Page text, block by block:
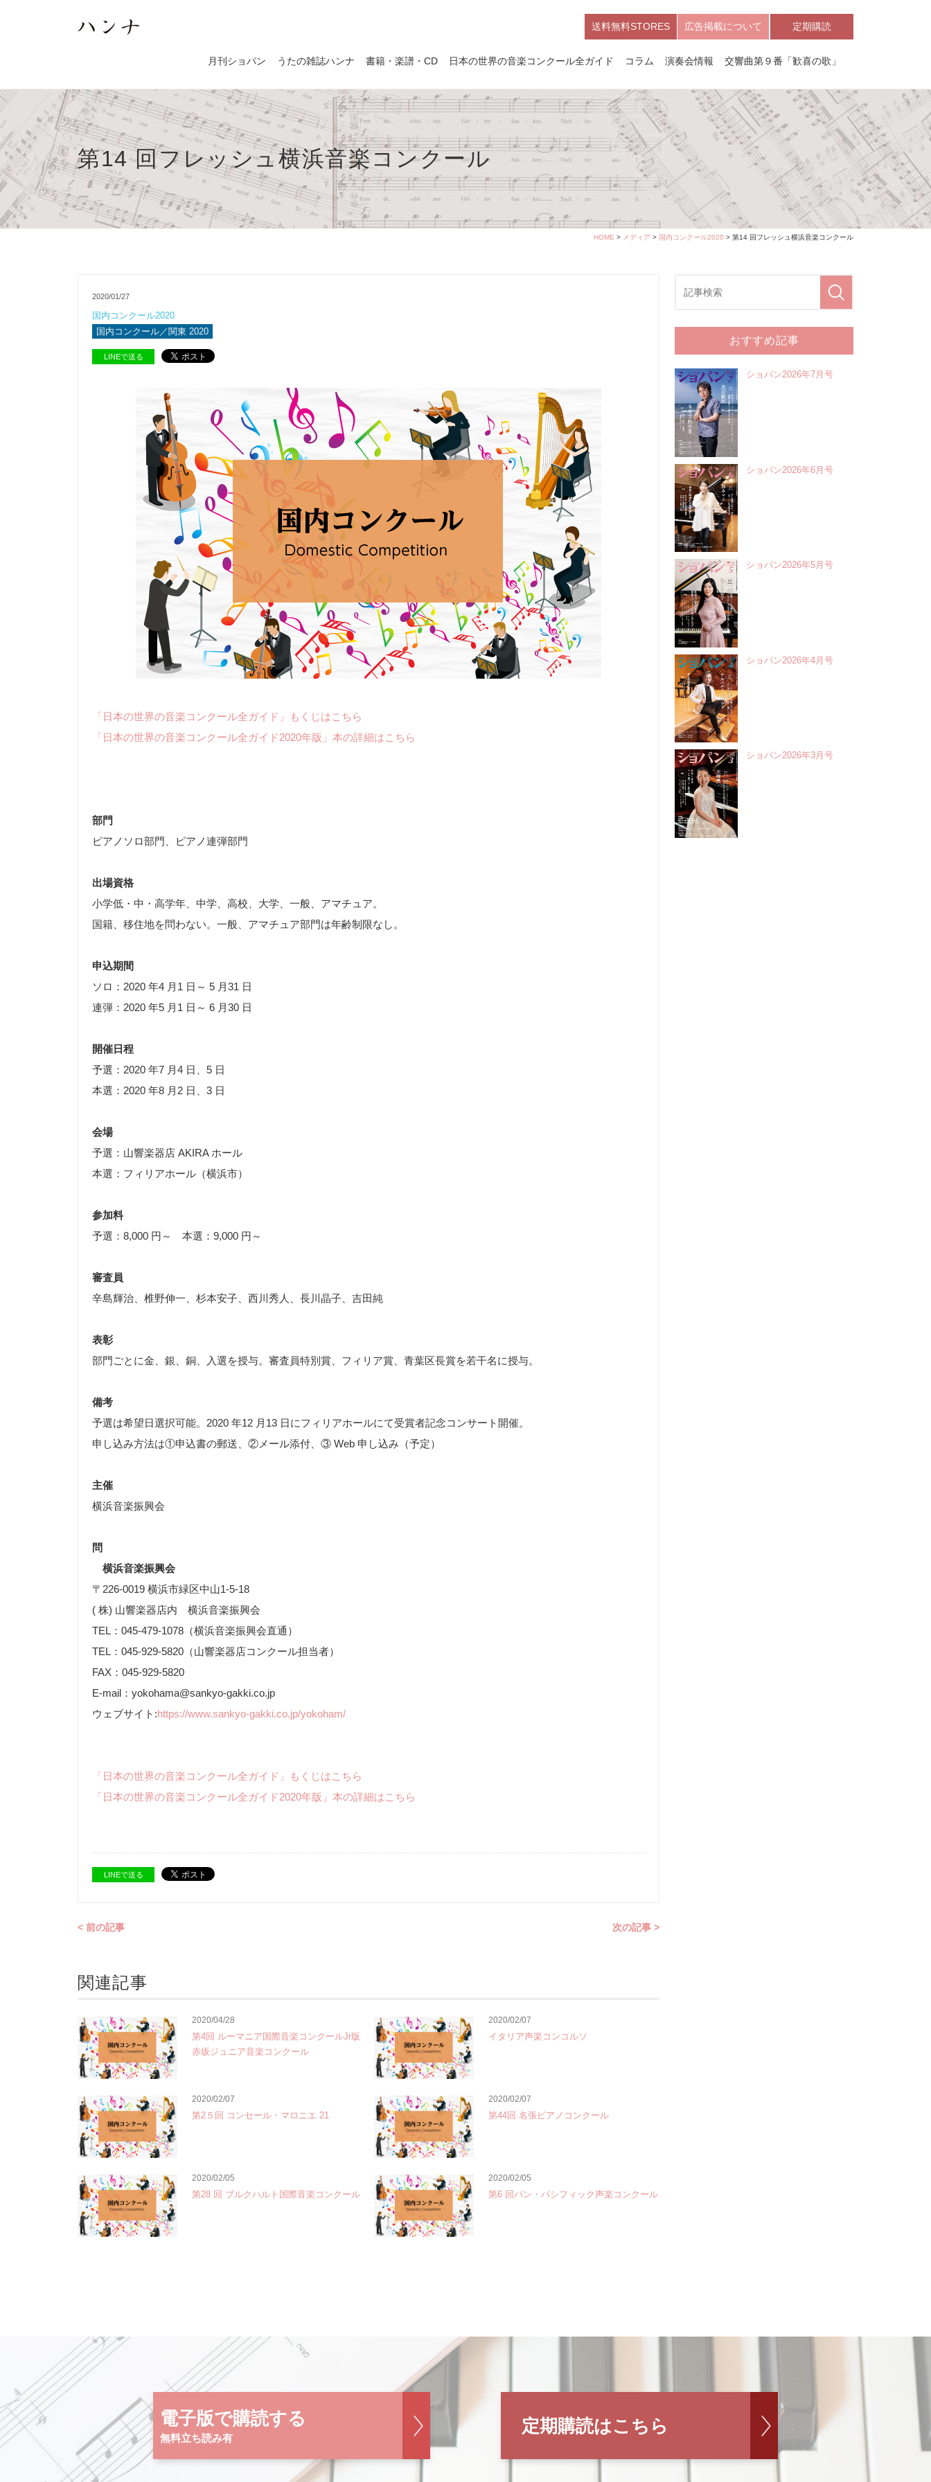
送料無料STORES 広告掲載について 定期購読
月刊ショパン うたの雑誌ハンナ 書籍・楽譜・CD 日本の世界の音楽コンクール全ガイド コラム 演奏会情報 交響曲第９番「歓喜の歌」
第14 回フレッシュ横浜音楽コンクール
HOME > メディア > 国内コンクール2020 > 第14 回フレッシュ横浜音楽コンクール
2020/01/27
国内コンクール2020
国内コンクール／関東 2020
LINEで送る
「日本の世界の音楽コンクール全ガイド」もくじはこちら
「日本の世界の音楽コンクール全ガイド2020年版」本の詳細はこちら
部門
ピアノソロ部門、ピアノ連弾部門
出場資格
小学低・中・高学年、中学、高校、大学、一般、アマチュア。
国籍、移住地を問わない。一般、アマチュア部門は年齢制限なし。
申込期間
ソロ：2020 年4 月1 日～ 5 月31 日
連弾：2020 年5 月1 日～ 6 月30 日
開催日程
予選：2020 年7 月4 日、5 日
本選：2020 年8 月2 日、3 日
会場
予選：山響楽器店 AKIRA ホール
本選：フィリアホール（横浜市）
参加料
予選：8,000 円～ 本選：9,000 円～
審査員
辛島輝治、椎野伸一、杉本安子、西川秀人、長川晶子、吉田純
表彰
部門ごとに金、銀、銅、入選を授与。審査員特別賞、フィリア賞、青葉区長賞を若干名に授与。
備考
予選は希望日選択可能。2020 年12 月13 日にフィリアホールにて受賞者記念コンサート開催。
申し込み方法は①申込書の郵送、②メール添付、③ Web 申し込み（予定）
主催
横浜音楽振興会
問
横浜音楽振興会
〒226-0019 横浜市緑区中山1-5-18
( 株) 山響楽器店内 横浜音楽振興会
TEL：045-479-1078（横浜音楽振興会直通）
TEL：045-929-5820（山響楽器店コンクール担当者）
FAX：045-929-5820
E-mail：yokohama@sankyo-gakki.co.jp
ウェブサイト:https://www.sankyo-gakki.co.jp/yokoham/
「日本の世界の音楽コンクール全ガイド」もくじはこちら
「日本の世界の音楽コンクール全ガイド2020年版」本の詳細はこちら
LINEで送る
< 前の記事 次の記事 >
関連記事
2020/04/28
第4回 ルーマニア国際音楽コンクールJr版
赤坂ジュニア音楽コンクール
2020/02/07
イタリア声楽コンコルソ
2020/02/07
第2５回 コンセール・マロニエ 21
2020/02/07
第44回 名張ピアノコンクール
2020/02/05
第28 回 ブルクハルト国際音楽コンクール
2020/02/05
第6 回パン・パシフィック声楽コンクール
おすすめ記事
ショパン2026年7月号
ショパン2026年6月号
ショパン2026年5月号
ショパン2026年4月号
ショパン2026年3月号
電子版で購読する
無料立ち読み有
定期購読はこちら